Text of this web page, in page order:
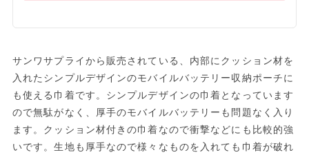
サンワサプライから販売されている、内部にクッション材を
入れたシンプルデザインのモバイルバッテリー収納ポーチに
も使える巾着です。シンプルデザインの巾着となっています
ので無駄がなく、厚手のモバイルバッテリーも問題なく入り
ます。クッション材付きの巾着なので衝撃などにも比較的強
いです。生地も厚手なので様々なものを入れても巾着が破れ